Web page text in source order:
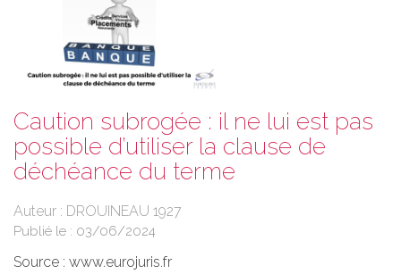
Caution subrogée : il ne lui est pas
possible d’utiliser la clause de
déchéance du terme
Auteur : DROUINEAU 1927
Publié le : 03/06/2024
Source : www.eurojuris.fr